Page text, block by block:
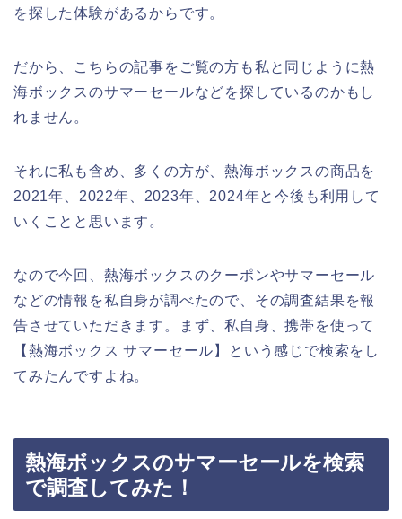
を探した体験があるからです。
だから、こちらの記事をご覧の方も私と同じように熱
海ボックスのサマーセールなどを探しているのかもし
れません。
それに私も含め、多くの方が、熱海ボックスの商品を
2021年、2022年、2023年、2024年と今後も利用して
いくことと思います。
なので今回、熱海ボックスのクーポンやサマーセール
などの情報を私自身が調べたので、その調査結果を報
告させていただきます。まず、私自身、携帯を使って
【熱海ボックス サマーセール】という感じで検索をし
てみたんですよね。
熱海ボックスのサマーセールを検索
で調査してみた！